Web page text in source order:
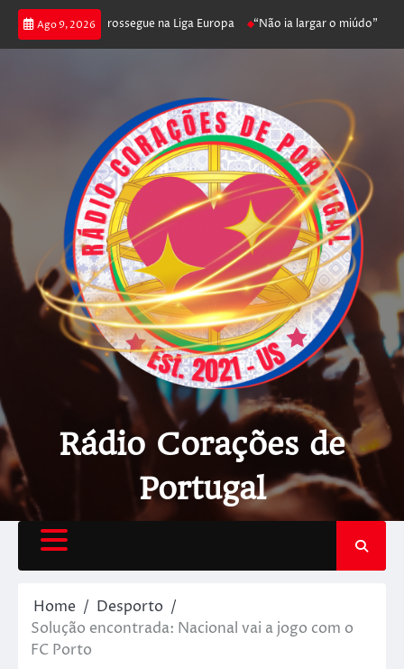
Ago 9, 2026
joga poker e prossegue na Liga Europa “Não ia largar o miúdo”.
Rádio Corações de
Portugal
Home
Desporto
Solução encontrada: Nacional vai a jogo com o
FC Porto